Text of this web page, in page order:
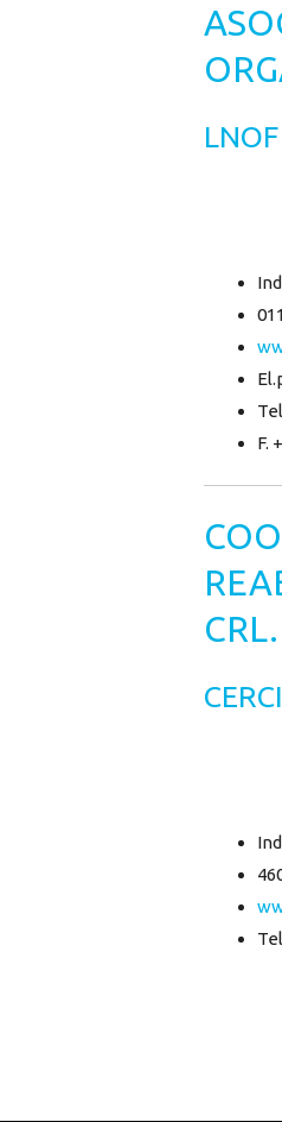
LNOF
F.
CRL.